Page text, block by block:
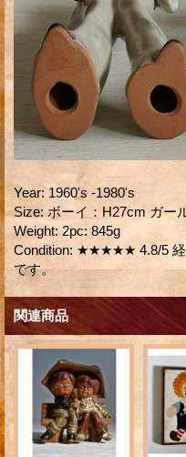
Year: 1960's -1980's
Size: ボーイ：H27cm ガー
Weight: 2pc: 845g
Condition: ★★★★★ 4.8/5 経
です。
関連商品